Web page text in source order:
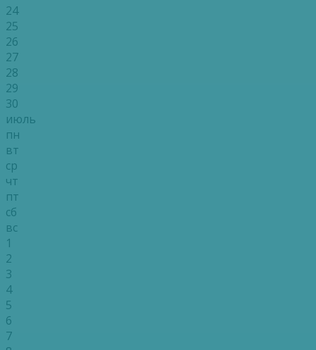
24
25
26
27
28
29
30
июль
пн
вт
ср
чт
пт
сб
вс
1
2
3
4
5
6
7